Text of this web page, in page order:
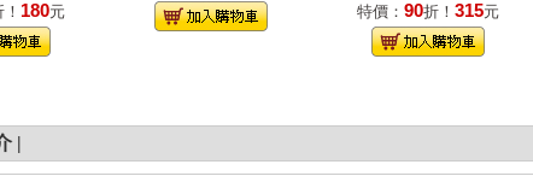
180元
特價： 90折！ 315元
|